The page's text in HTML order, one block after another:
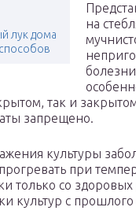
лук дома
на
так и
запрещено.
культуры
при
только со
культур с прошлого